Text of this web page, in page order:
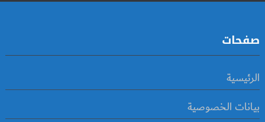
صفحات
الرئيسية
بيانات الخصوصية